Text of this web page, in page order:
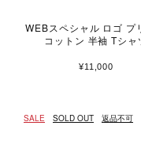
WEBスペシャル ロゴ プ
コットン 半袖 Tシャ
¥11,000
SALE SOLD OUT 返品不可